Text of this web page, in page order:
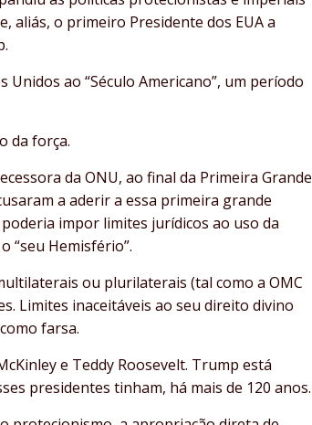
aliás, o primeiro Presidente dos EUA a
ao “Século Americano”, um período
da força.
da ONU, ao final da Primeira Grande
a aderir a essa primeira grande
impor limites jurídicos ao uso da
“seu Hemisfério”.
ou plurilaterais (tal como a OMC
Limites inaceitáveis ao seu direito divino
farsa.
e Teddy Roosevelt. Trump está
presidentes tinham, há mais de 120 anos.